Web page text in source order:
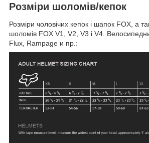
Розміри шоломів/кепок
Розміри чоловічих кепок і шапок FOX, а
шоломів FOX V1, V2, V3 і V4.
Flux, Rampage и пр.: